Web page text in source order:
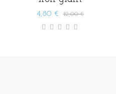
4,80 € 12,00 €